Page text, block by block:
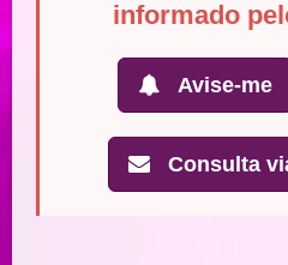
informado
Avise-me
Consulta